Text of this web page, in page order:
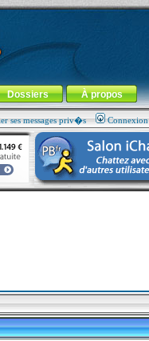
Dossiers À propos
ses messages priv�s Connexion